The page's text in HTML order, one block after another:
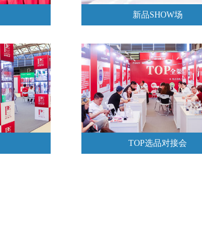
新品SHOW场
TOP选品对接会